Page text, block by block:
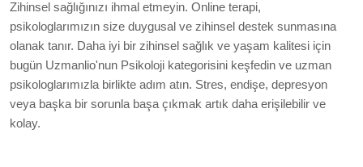
Zihinsel sağlığınızı ihmal etmeyin. Online terapi,
psikologlarımızın size duygusal ve zihinsel destek sunmasına
olanak tanır. Daha iyi bir zihinsel sağlık ve yaşam kalitesi için
bugün Uzmanlio'nun Psikoloji kategorisini keşfedin ve uzman
psikologlarımızla birlikte adım atın. Stres, endişe, depresyon
veya başka bir sorunla başa çıkmak artık daha erişilebilir ve
kolay.